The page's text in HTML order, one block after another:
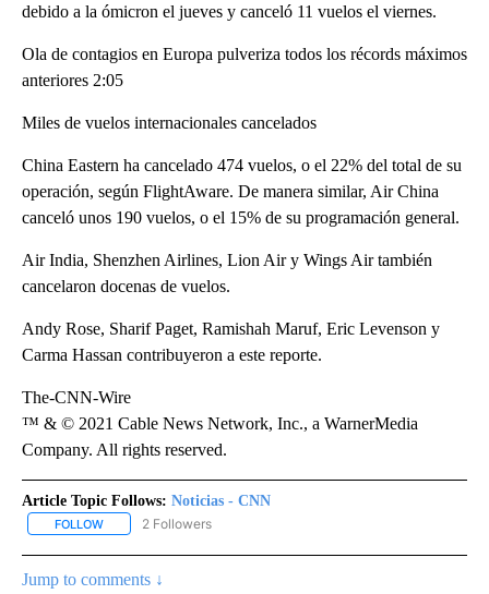
debido a la ómicron el jueves y canceló 11 vuelos el viernes.
Ola de contagios en Europa pulveriza todos los récords máximos
anteriores 2:05
Miles de vuelos internacionales cancelados
China Eastern ha cancelado 474 vuelos, o el 22% del total de su
operación, según FlightAware. De manera similar, Air China
canceló unos 190 vuelos, o el 15% de su programación general.
Air India, Shenzhen Airlines, Lion Air y Wings Air también
cancelaron docenas de vuelos.
Andy Rose, Sharif Paget, Ramishah Maruf, Eric Levenson y
Carma Hassan contribuyeron a este reporte.
The-CNN-Wire
™ & © 2021 Cable News Network, Inc., a WarnerMedia
Company. All rights reserved.
Article Topic Follows: Noticias - CNN
FOLLOW FOLLOW "NOTICIAS - CNN" TO RECEIVE NOTIFICATIONS ABOUT
2 Followers
Jump to comments ↓